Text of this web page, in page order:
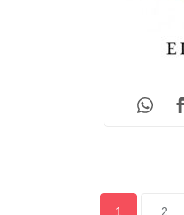
Page
1 Page
2